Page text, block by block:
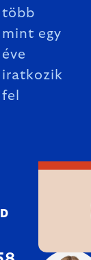
több
mint egy
éve
iratkozik
fel